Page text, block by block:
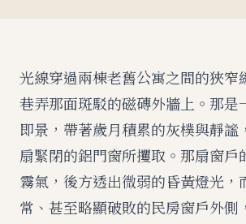
光線穿過兩棟老舊公寓之間的狹窄
巷弄那面斑駁的磁磚外牆上。那是
即景，帶著歲月積累的灰樸與靜謐
扇緊閉的鋁門窗所攫取。那扇窗戶
霧氣，後方透出微弱的昏黃燈光，
常、甚至略顯破敗的民房窗戶外側